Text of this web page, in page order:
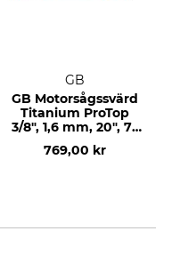
GB
GB Motorsågssvärd
Titanium ProTop
3/8", 1,6 mm, 20", 72
769,00 kr